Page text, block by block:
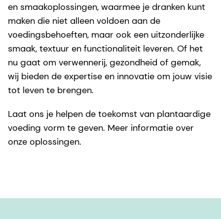
en smaakoplossingen, waarmee je dranken kunt
maken die niet alleen voldoen aan de
voedingsbehoeften, maar ook een uitzonderlijke
smaak, textuur en functionaliteit leveren. Of het
nu gaat om verwennerij, gezondheid of gemak,
wij bieden de expertise en innovatie om jouw visie
tot leven te brengen.
Laat ons je helpen de toekomst van plantaardige
voeding vorm te geven. Meer informatie over
onze oplossingen.